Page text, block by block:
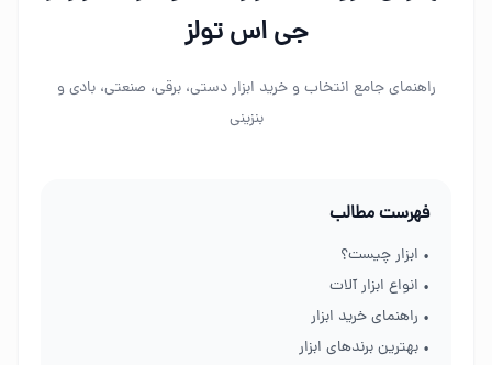
جی اس تولز
راهنمای جامع انتخاب و خرید ابزار دستی، برقی، صنعتی، بادی و
بنزینی
فهرست مطالب
• ابزار چیست؟
• انواع ابزار آلات
• راهنمای خرید ابزار
• بهترین برندهای ابزار